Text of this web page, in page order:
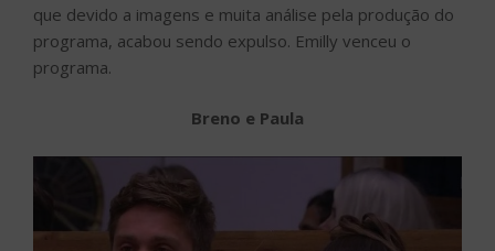
que devido a imagens e muita análise pela produção do
programa, acabou sendo expulso. Emilly venceu o
programa.
Breno e Paula